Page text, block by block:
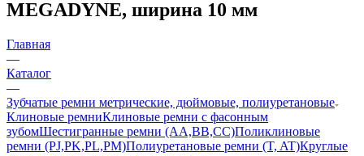
MEGADYNE, ширина 10 мм
Главная
—
Каталог
—
Зубчатые ремни метрические, дюймовые, полиуретановые
Клиновые ремниКлиновые ремни с фасонным
зубомШестигранные ремни (AA,BB,CC)Поликлиновые
ремни (PJ,PK,PL,PM)Полиуретановые ремни (T, AT)Круглые